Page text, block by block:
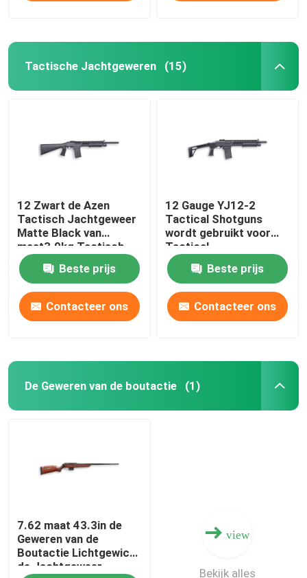
Tactische Jachtgeweren (15)
12 Zwart de Azen
Tactisch Jachtgeweer
Matte Black van
maat3.9kg Tactisch
Jachtgeweren
Beste prijs
Contacteer ons
12 Gauge YJ12-2
Tactical Shotguns
wordt gebruikt voor
Tactical
Beste prijs
Contacteer ons
De Geweren van de boutactie (1)
7.62 maat 43.3in de
Geweren van de
Boutactie Lichtgewicht
de Jachtgeweer
view
Bekijk alles